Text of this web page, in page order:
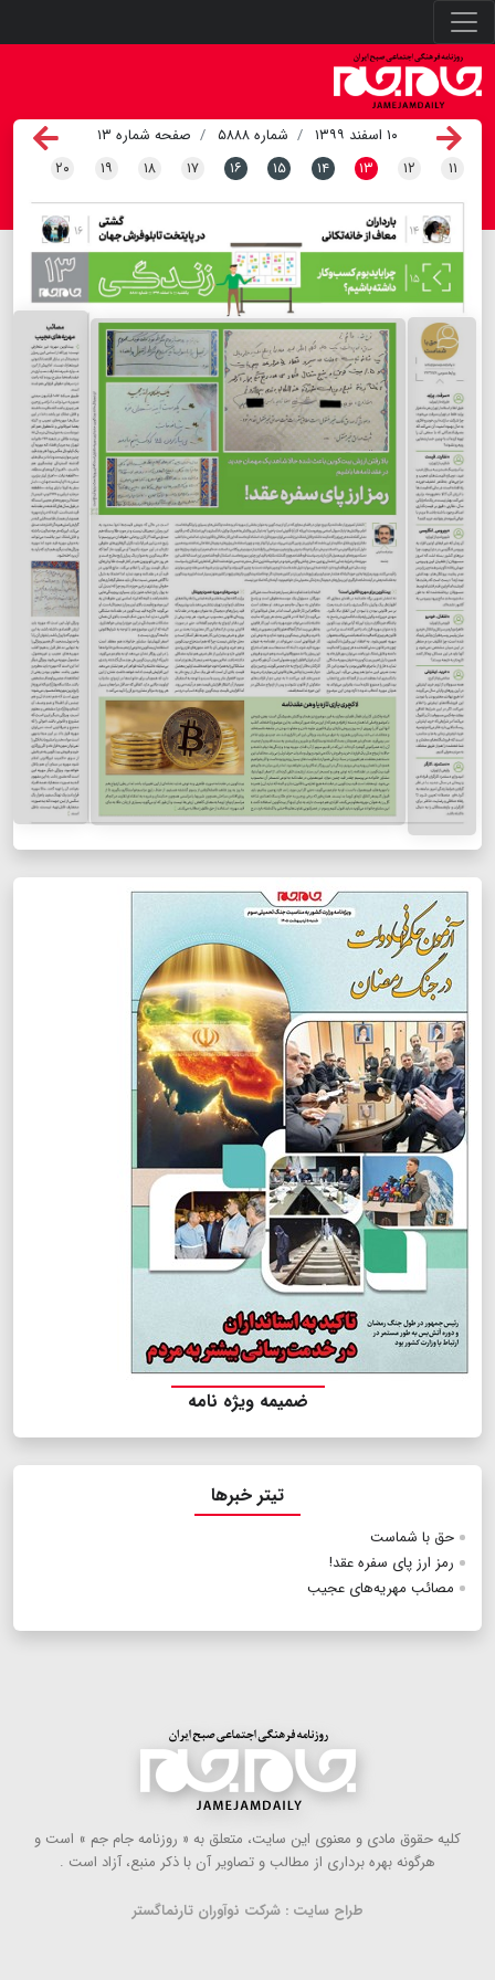
۱۰ اسفند ۱۳۹۹ شماره ۵۸۸۸
صفحه شماره ۱۳
۱۱ ۱۲ ۱۳ ۱۴ ۱۵ ۱۶ ۱۷ ۱۸ ۱۹ ۲۰
ضمیمه ویژه نامه
تیتر خبرها
حق با شماست
رمز ارز پای سفره عقد!
مصائب مهریه‌های عجیب
كلیه حقوق مادی و معنوی این سایت، متعلق به « روزنامه جام جم » است و
هرگونه بهره ‌برداری از مطالب و تصاویر آن با ذكر منبع، آزاد است .
طراح سایت : شرکت نوآوران تارنماگستر